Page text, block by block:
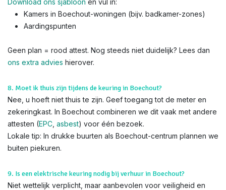
Download ons sjabloon en vul in:
Kamers in Boechout-woningen (bijv. badkamer-zones)
Aardingspunten
Geen plan = rood attest. Nog steeds niet duidelijk? Lees dan
ons extra advies hierover.
8. Moet ik thuis zijn tijdens de keuring in Boechout?
Nee, u hoeft niet thuis te zijn. Geef toegang tot de meter en
zekeringkast. In Boechout combineren we dit vaak met andere
attesten (EPC asbest) voor één bezoek.
Lokale tip: In drukke buurten als Boechout-centrum plannen we
buiten piekuren.
9. Is een elektrische keuring nodig bij verhuur in Boechout?
Niet wettelijk verplicht, maar aanbevolen voor veiligheid en